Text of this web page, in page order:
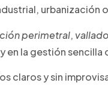
urbanización
perimetral,
en la gestión sencilla
claros y sin